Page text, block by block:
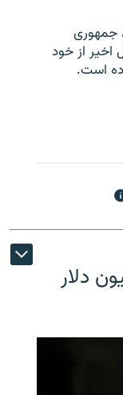
جمهوری
اخیر از خود
است.
۱۴۷.۵ میلیون دلار